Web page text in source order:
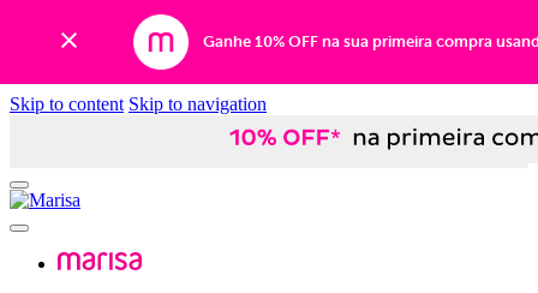
Ganhe 10% OFF na sua primeira compra
Skip to content Skip to navigation